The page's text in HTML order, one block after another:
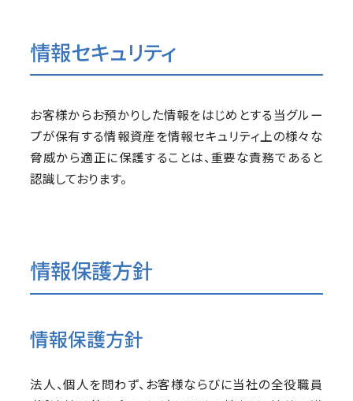
情報セキュリティ
お客様からお預かりした情報をはじめとする当グルー
プが保有する情報資産を情報セキュリティ上の様々な
脅威から適正に保護することは、重要な責務であると
認識しております。
情報保護方針
情報保護方針
法人、個人を問わず、お客様ならびに当社の全役職員